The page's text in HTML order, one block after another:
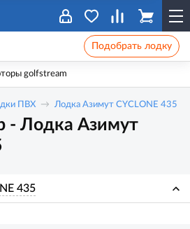
Подобрать лодку
golfstream
ПВХ Лодка Азимут CYCLONE 435
- Лодка Азимут
435